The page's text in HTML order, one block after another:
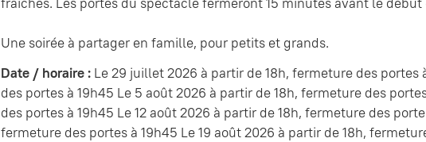
Une soirée à partager en famille, pour petits et grands.
Date / horaire : Le 29 juillet 2026 à partir de 18h, fermeture des portes
des portes à 19h45 Le 5 août 2026 à partir de 18h, fermeture des
des portes à 19h45 Le 12 août 2026 à partir de 18h, fermeture des
fermeture des portes à 19h45 Le 19 août 2026 à partir de 18h,